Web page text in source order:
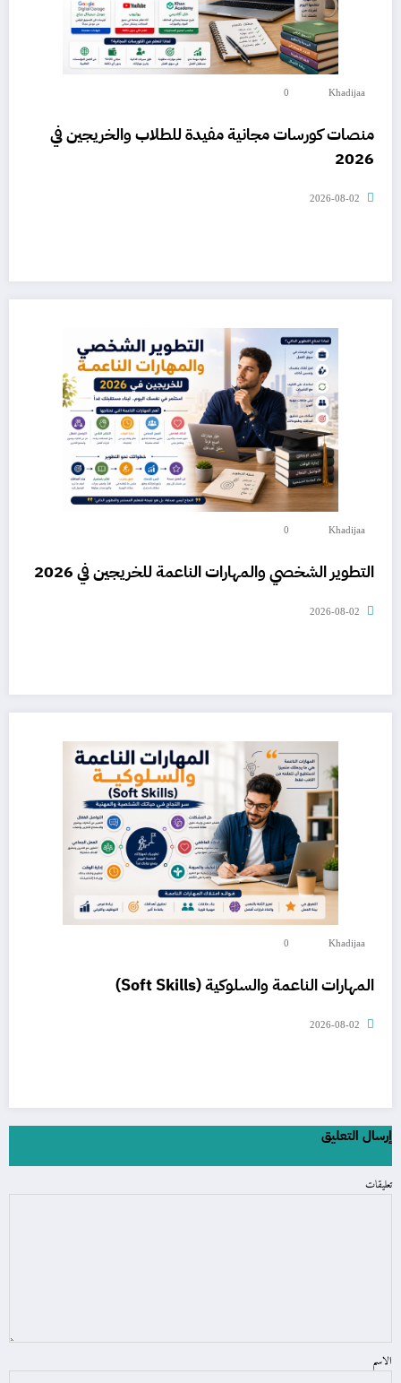
Khadijaa
0
منصات كورسات مجانية مفيدة للطلاب والخريجين في
2026
2026-08-02
Khadijaa
0
التطوير الشخصي والمهارات الناعمة للخريجين في 2026
2026-08-02
Khadijaa
0
المهارات الناعمة والسلوكية (Soft Skills)
2026-08-02
إرسال التعليق
تعليقات
الاسم